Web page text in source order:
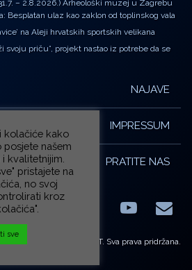
– 2.8.2026.) Arheološki muzej u Zagrebu
Besplatan ulaz kao zaklon od toplinskog vala
na Aleji hrvatskih sportskih velikana
svoju priču”, projekt nastao iz potrebe da se
NAJAVE
IMPRESSUM
PRATITE NAS
FacebookLinkedIn E-
© ZG-KULT. Sva prava pridržana.
kolačiće kako
našem
kvalitetnijim.
pristajete na
no svoj
kroz
sve